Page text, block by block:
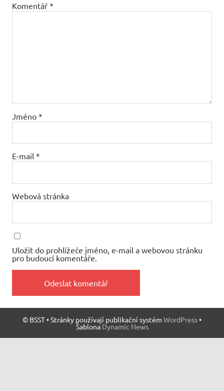
Komentář *
Jméno *
E-mail *
Webová stránka
Uložit do prohlížeče jméno, e-mail a webovou stránku
pro budoucí komentáře.
© BSST • Stránky používají publikační systém WordPress•
ŠablonaDynamic News